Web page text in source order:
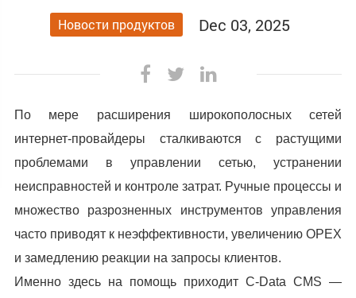
Новости продуктов Dec 03, 2025
По мере расширения широкополосных сетей
интернет-провайдеры сталкиваются с растущими
проблемами в управлении сетью, устранении
неисправностей и контроле затрат. Ручные процессы и
множество разрозненных инструментов управления
часто приводят к неэффективности, увеличению OPEX
и замедлению реакции на запросы клиентов.
Именно здесь на помощь приходит C-Data CMS —